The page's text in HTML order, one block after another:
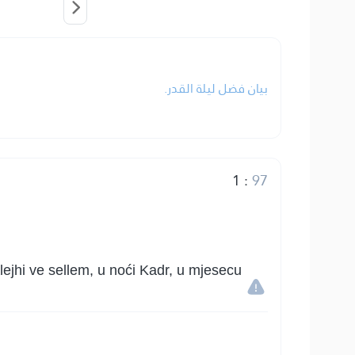
بيان فضل ليلة القدر.
1 :97
ve sellem, u noći Kadr, u mjesecu